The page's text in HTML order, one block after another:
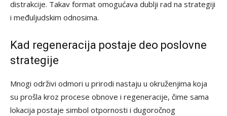
distrakcije. Takav format omogućava dublji rad na strategiji
i međuljudskim odnosima.
Kad regeneracija postaje deo poslovne
strategije
Mnogi održivi odmori u prirodi nastaju u okruženjima koja
su prošla kroz procese obnove i regeneracije, čime sama
lokacija postaje simbol otpornosti i dugoročnog